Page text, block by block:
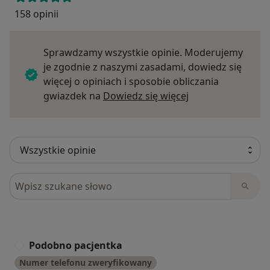
158 opinii
Sprawdzamy wszystkie opinie. Moderujemy
je zgodnie z naszymi zasadami, dowiedz się
więcej o opiniach i sposobie obliczania
gwiazdek na Dowiedz się więcej
Szukaj w opiniach
Podobno pacjentka
Numer telefonu zweryfikowany